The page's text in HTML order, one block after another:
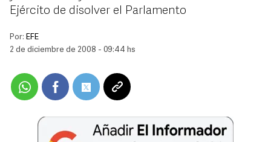
Ejército de disolver el Parlamento
Por: EFE
2 de diciembre de 2008 - 09:44 hs